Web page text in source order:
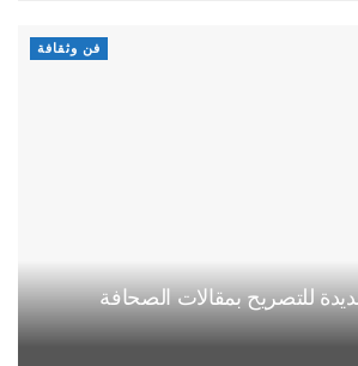
فن وثقافة
للتصريح بمقالات الصحافة